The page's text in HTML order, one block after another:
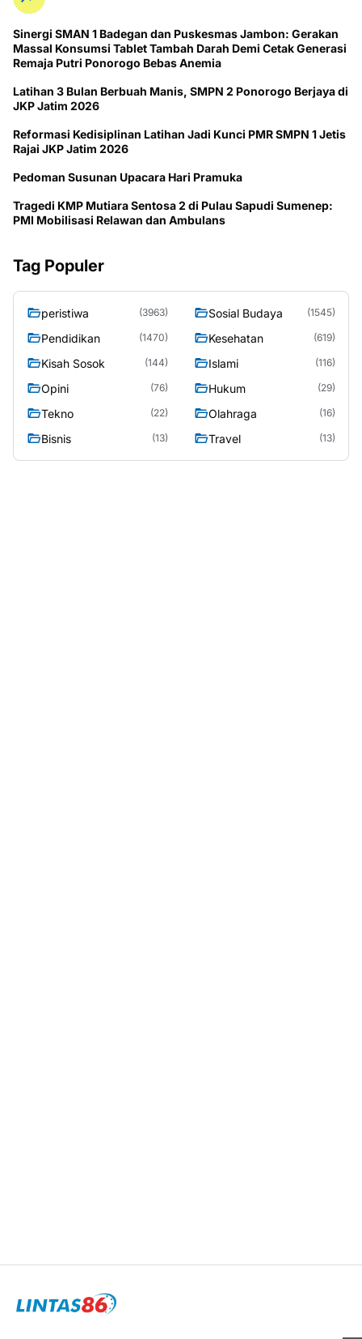
Sinergi SMAN 1 Badegan dan Puskesmas Jambon: Gerakan
Massal Konsumsi Tablet Tambah Darah Demi Cetak Generasi
Remaja Putri Ponorogo Bebas Anemia
Latihan 3 Bulan Berbuah Manis, SMPN 2 Ponorogo Berjaya di
JKP Jatim 2026
Reformasi Kedisiplinan Latihan Jadi Kunci PMR SMPN 1 Jetis
Rajai JKP Jatim 2026
Pedoman Susunan Upacara Hari Pramuka
Tragedi KMP Mutiara Sentosa 2 di Pulau Sapudi Sumenep:
PMI Mobilisasi Relawan dan Ambulans
Tag Populer
peristiwa (3963) Sosial Budaya (1545)
Pendidikan (1470) Kesehatan (619)
Kisah Sosok (144) Islami (116)
Opini (76) Hukum (29)
Tekno (22) Olahraga (16)
Bisnis (13) Travel (13)